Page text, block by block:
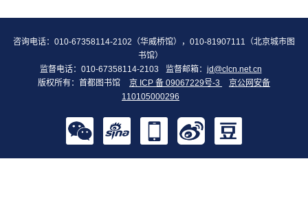
咨询电话：010-67358114-2102（华威桥馆），010-81907111（北京城市图
书馆）
监督电话：010-67358114-2103
监督邮箱： jd@clcn.net.cn
版权所有：首都图书馆
京 ICP 备 09067229号-3
京公网安备
110105000296